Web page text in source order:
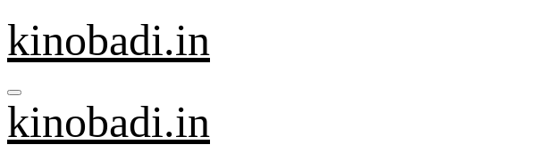
Перейти
содержанию
kinobadi.in
kinobadi.in